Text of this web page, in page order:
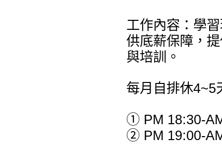
工作內容：學
供底薪保障，
與培訓。
每月自排休4~5
① PM 18:30-
② PM 19:00-